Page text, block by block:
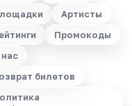
Артисты
Промокоды
билетов